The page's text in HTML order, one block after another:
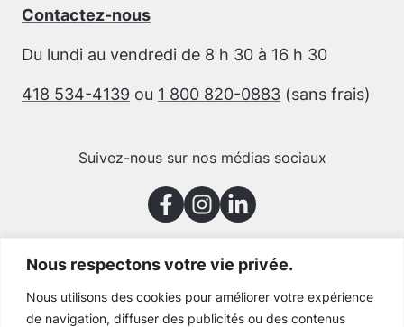
Nous respectons votre vie privée.
Nous utilisons des cookies pour améliorer votre expérience
de navigation, diffuser des publicités ou des contenus
Contactez-nous
Du lundi au vendredi de 8 h 30 à 16 h 30
418 534-4139 ou 1 800 820-0883 (sans frais)
Suivez-nous sur nos médias sociaux
Merci à nos partenaires